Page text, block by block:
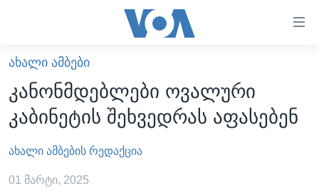
ხელმისაწვდომობისთვის
გადადით
მთავარზე
გადადით
მთავარ
გადადით
ძიებაზე
ᲐᲮᲐᲚᲘ ᲐᲛᲑᲔᲑᲘ
ᲡᲐᲥᲐᲠᲗᲕᲔᲚᲝ
ᲐᲨᲨ
ᲐᲨᲨ-ᲘᲡ ᲐᲠᲩᲔᲕᲜᲔᲑᲘ 2024
ᲐᲮᲐᲚᲘ ᲐᲛᲑᲔᲑᲘ
კანონმდებლები ოვალური
კაბინეტის შეხვედრას აფასებენ
ახალი ამბების რედაქცია
01 მარტი, 2025